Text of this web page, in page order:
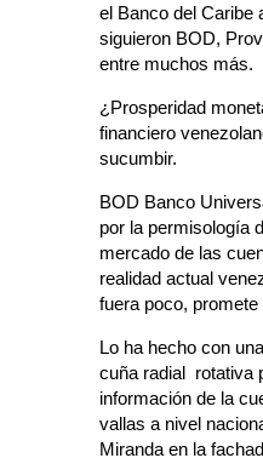
el Banco del Caribe
siguieron BOD,
entre muchos más.
¿Prosperidad
financiero
sucumbir.
BOD Banco
por la permisología
mercado de las
realidad actual
fuera poco,
Lo ha hecho con
cuña radial rotativa
información de la
vallas a nivel
Miranda en la